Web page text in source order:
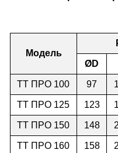
Модель
ØD
ТТ ПРО 100 97
ТТ ПРО 125 123
ТТ ПРО 150 148
ТТ ПРО 160 158